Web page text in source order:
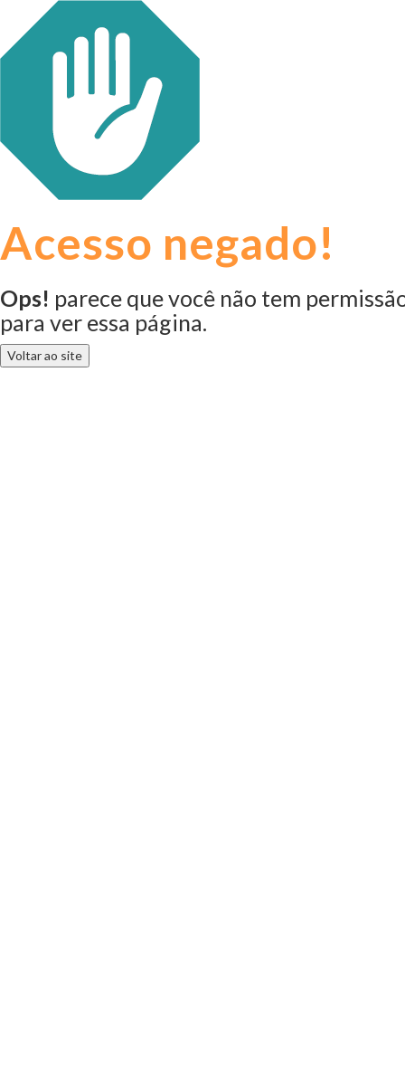
Acesso negado!
Ops! parece que você não tem
para ver essa página.
Voltar ao site